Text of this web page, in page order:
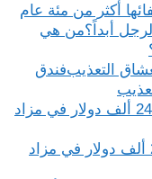
أكثر من مئة عام
من هي
فندق
بيع هاتف هتلر “الفتاك” مقابل 243 ألف دولار في مزاد